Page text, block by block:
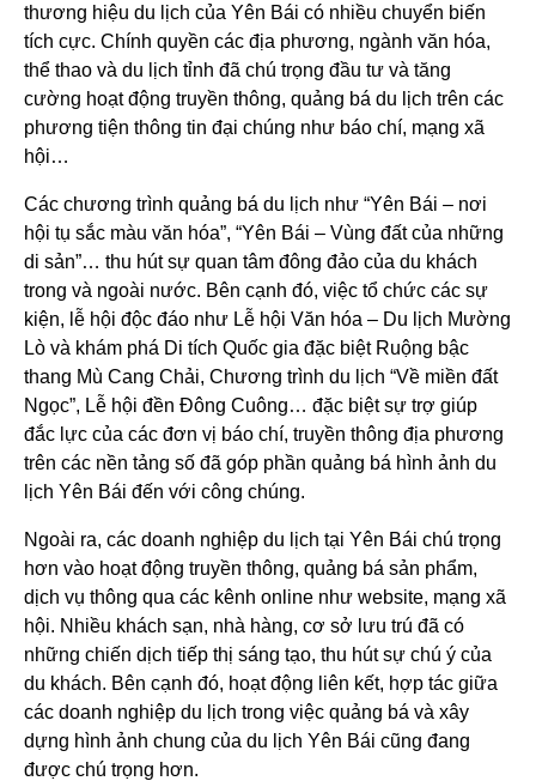
thương hiệu du lịch của Yên Bái có nhiều chuyển biến
tích cực. Chính quyền các địa phương, ngành văn hóa,
thể thao và du lịch tỉnh đã chú trọng đầu tư và tăng
cường hoạt động truyền thông, quảng bá du lịch trên các
phương tiện thông tin đại chúng như báo chí, mạng xã
hội…
Các chương trình quảng bá du lịch như “Yên Bái – nơi
hội tụ sắc màu văn hóa”, “Yên Bái – Vùng đất của những
di sản”… thu hút sự quan tâm đông đảo của du khách
trong và ngoài nước. Bên cạnh đó, việc tổ chức các sự
kiện, lễ hội độc đáo như Lễ hội Văn hóa – Du lịch Mường
Lò và khám phá Di tích Quốc gia đặc biệt Ruộng bậc
thang Mù Cang Chải, Chương trình du lịch “Về miền đất
Ngọc”, Lễ hội đền Đông Cuông… đặc biệt sự trợ giúp
đắc lực của các đơn vị báo chí, truyền thông địa phương
trên các nền tảng số đã góp phần quảng bá hình ảnh du
lịch Yên Bái đến với công chúng.
Ngoài ra, các doanh nghiệp du lịch tại Yên Bái chú trọng
hơn vào hoạt động truyền thông, quảng bá sản phẩm,
dịch vụ thông qua các kênh online như website, mạng xã
hội. Nhiều khách sạn, nhà hàng, cơ sở lưu trú đã có
những chiến dịch tiếp thị sáng tạo, thu hút sự chú ý của
du khách. Bên cạnh đó, hoạt động liên kết, hợp tác giữa
các doanh nghiệp du lịch trong việc quảng bá và xây
dựng hình ảnh chung của du lịch Yên Bái cũng đang
được chú trọng hơn.